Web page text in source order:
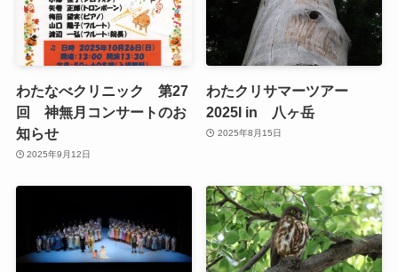
わたなべクリニック 第27
回 神無月コンサートのお
知らせ
2025年9月12日
わたクリサマーツアー
2025I in 八ヶ岳
2025年8月15日